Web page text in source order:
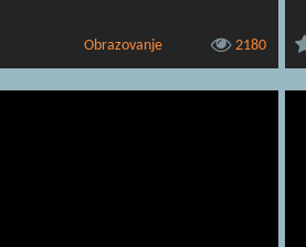
Obrazovanje 2180